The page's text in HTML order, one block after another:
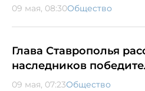
09 мая, 08:30Общество
Глава Ставрополья
наследников
09 мая, 07:23Общество